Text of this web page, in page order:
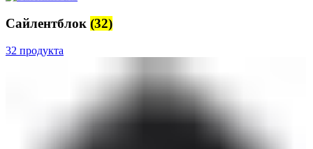
Сайлентблок (32)
32 продукта